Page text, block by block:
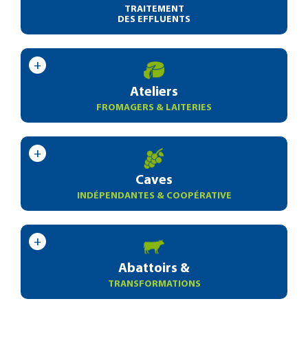
TRAITEMENT
DES EFFLUENTS
Ateliers
FROMAGERS & LAITERIES
Caves
INDÉPENDANTES & COOPÉRATIVE
Abattoirs &
TRANSFORMATIONS